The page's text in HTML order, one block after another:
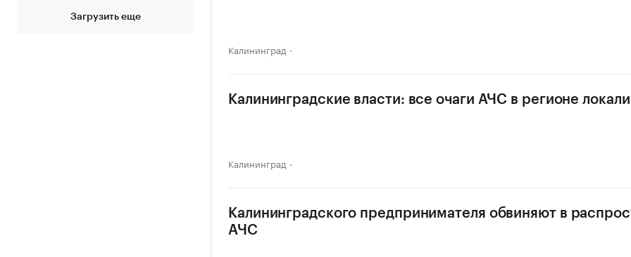
Загрузить еще
Калининград
Калининградские власти: все очаги АЧС в регионе
Калининград
Калининградского предпринимателя обвиняют в
АЧС